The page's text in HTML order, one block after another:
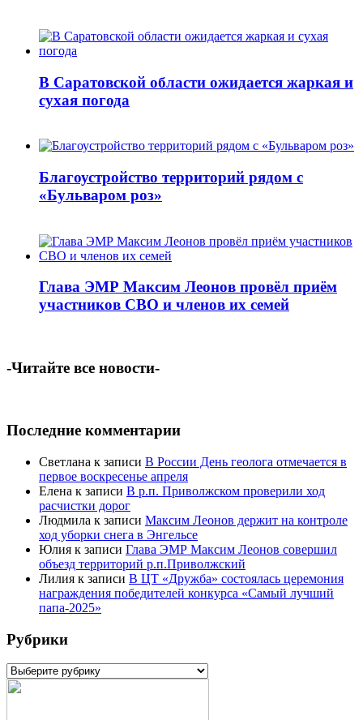
В Саратовской области ожидается жаркая и
сухая погода
Благоустройство территорий рядом с
«Бульваром роз»
Глава ЭМР Максим Леонов провёл приём
участников СВО и членов их семей
-Читайте все новости-
Последние комментарии
Светлана к записи В России День геолога отмечается в
первое воскресенье апреля
Елена к записи В р.п. Приволжском проверили ход
расчистки дорог
Людмила к записи Максим Леонов держит на контроле
ход уборки снега в Энгельсе
Юлия к записи Глава ЭМР Максим Леонов совершил
объезд территорий р.п.Приволжский
Лилия к записи В ЦТ «Дружба» состоялась церемония
награждения победителей конкурса «Самый лучший
папа-2025»
Рубрики
Рубрики